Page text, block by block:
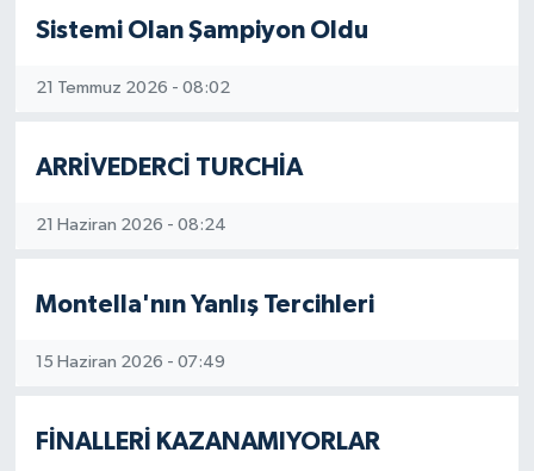
Sistemi Olan Şampiyon Oldu
21 Temmuz 2026 - 08:02
ARRİVEDERCİ TURCHİA
21 Haziran 2026 - 08:24
Montella'nın Yanlış Tercihleri
15 Haziran 2026 - 07:49
FİNALLERİ KAZANAMIYORLAR